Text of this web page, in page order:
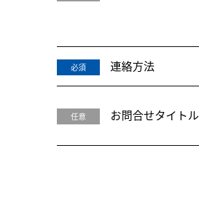
必須 連絡方法
任意 お問合せタイトル